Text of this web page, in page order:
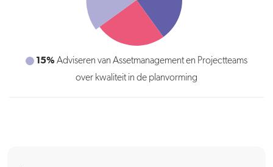
15% Adviseren van Assetmanagement en Projectteams
over kwaliteit in de planvorming
10%Inbrengen van input in evaluatietrajecten van
vastgoedprojecten